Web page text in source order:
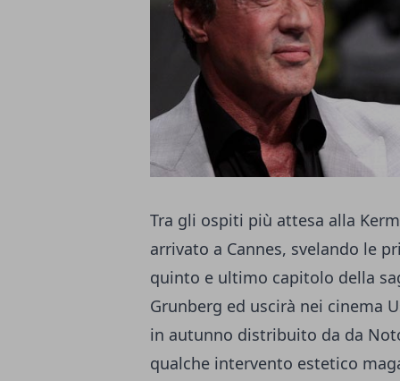
Tra gli ospiti più attesa alla
arrivato a Cannes, svelando le
quinto e ultimo capitolo della
Grunberg ed uscirà nei cinema
in autunno distribuito da da
qualche intervento estetico